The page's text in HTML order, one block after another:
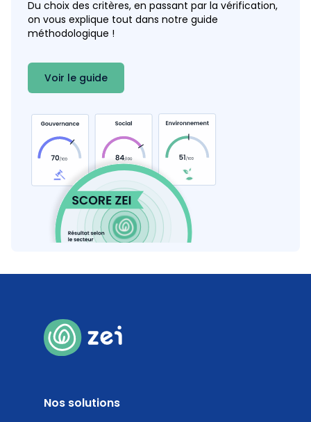
Part de l'électricité bas carbone
Détails
Produits sans emballages ou avec emballages
durables
Détails
Prestataires de livraison bas carbone
Du choix des critères, en passant par la vérification,
on vous explique tout dans notre guide
méthodologique !
Voir le guide
Nos solutions